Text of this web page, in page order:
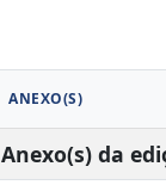
ANEXO(S)
Anexo(s) da